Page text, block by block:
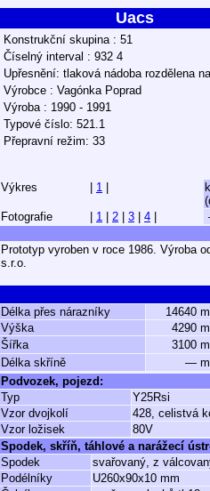
Uacs
Konstrukční skupina : 51
Číselný interval : 932 4
Upřesnění: tlaková nádoba rozdělena
Výrobce : Vagónka Poprad
Výroba : 1990 - 1991
Typové číslo: 521.1
Přepravní režim: 33
Výkres 1
Fotografie
1 2 3 4
Prototyp vyroben v roce 1986. Výroba
s.r.o.
Délka přes nárazníky 14640
Výška
4290
Šířka
3100
Délka skříně
—
Podvozek, pojezd:
Typ
Y25Rsi
Vzor dvojkolí
428, celistvá
Vzor ložisek
80V
Spodek, skříň, táhlové a narážecí
Spodek
svařovaný, z
Podélníky
U260x90x10 mm